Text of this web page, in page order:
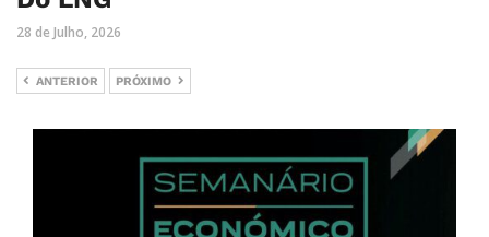
28 de Julho, 2026
ANTERIOR PRÓXIMO